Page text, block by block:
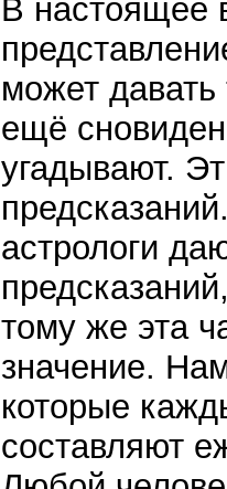
В настоящее
может давать
ещё
угадывают.
астрологи
тому же эта
значение.
которые
составляют